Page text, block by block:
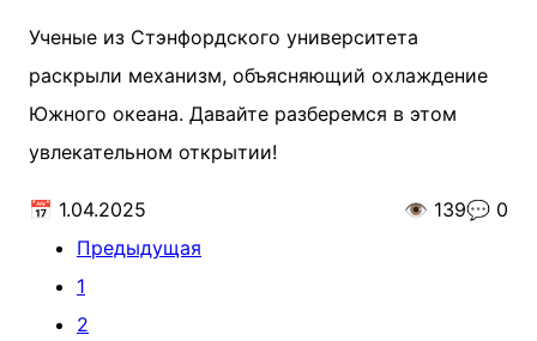
Ученые из Стэнфордского университета
раскрыли механизм, объясняющий охлаждение
Южного океана. Давайте разберемся в этом
увлекательном открытии!
📅 1.04.2025 👁️ 139💬 0
Предыдущая
1
2